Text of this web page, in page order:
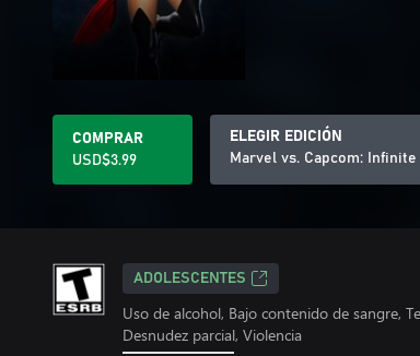
COMPRAR
USD$3.99
ELEGIR EDICIÓN
Marvel vs. Capcom:
ADOLESCENTES
Uso de alcohol, Bajo contenido de sangre,
Desnudez parcial, Violencia